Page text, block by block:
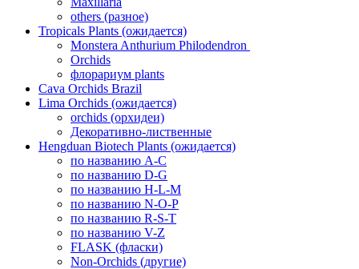
others (разное)
Tropicals Plants (ожидается)
​​​​​​​Monstera Anthurium Philodendron
Orchids
флорариум plants
Cava Orchids Brazil
Lima Orchids (ожидается)
orchids (орхидеи)
Декоративно-лиственные
Hengduan Biotech Plants (ожидается)
по названию A-C
по названию D-G
по названию H-L-M
по названию N-O-P
по названию R-S-T
по названию V-Z
FLASK (фласки)
Non-Orchids (другие)